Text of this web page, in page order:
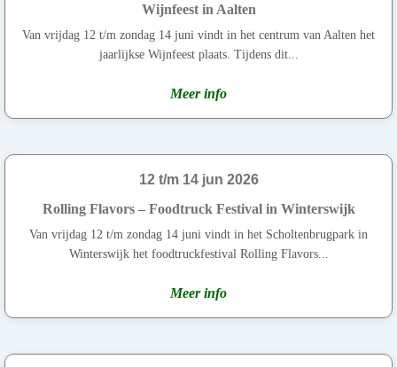
Wijnfeest in Aalten
Van vrijdag 12 t/m zondag 14 juni vindt in het centrum van Aalten het
jaarlijkse Wijnfeest plaats. Tijdens dit...
Meer info
12 t/m 14 jun 2026
Rolling Flavors – Foodtruck Festival in Winterswijk
Van vrijdag 12 t/m zondag 14 juni vindt in het Scholtenbrugpark in
Winterswijk het foodtruckfestival Rolling Flavors...
Meer info